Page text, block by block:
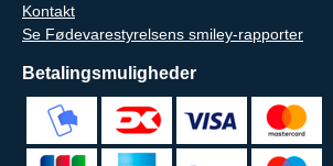
Kontakt
Se Fødevarestyrelsens smiley-rapporter
Betalingsmuligheder